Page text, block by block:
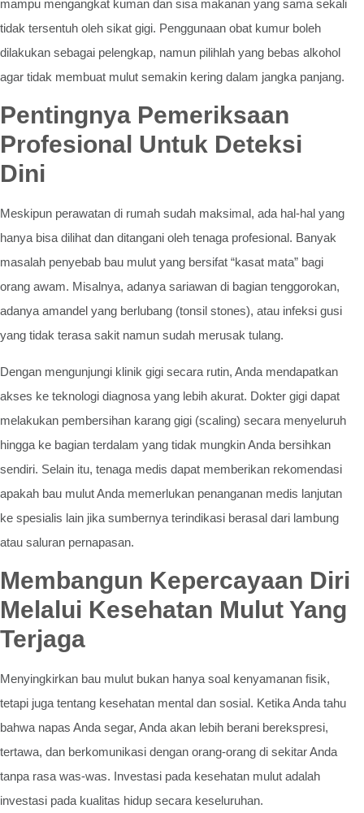
mampu mengangkat kuman dan sisa makanan yang sama sekali
tidak tersentuh oleh sikat gigi. Penggunaan obat kumur boleh
dilakukan sebagai pelengkap, namun pilihlah yang bebas alkohol
agar tidak membuat mulut semakin kering dalam jangka panjang.
Pentingnya Pemeriksaan
Profesional Untuk Deteksi
Dini
Meskipun perawatan di rumah sudah maksimal, ada hal-hal yang
hanya bisa dilihat dan ditangani oleh tenaga profesional. Banyak
masalah penyebab bau mulut yang bersifat “kasat mata” bagi
orang awam. Misalnya, adanya sariawan di bagian tenggorokan,
adanya amandel yang berlubang (tonsil stones), atau infeksi gusi
yang tidak terasa sakit namun sudah merusak tulang.
Dengan mengunjungi klinik gigi secara rutin, Anda mendapatkan
akses ke teknologi diagnosa yang lebih akurat. Dokter gigi dapat
melakukan pembersihan karang gigi (scaling) secara menyeluruh
hingga ke bagian terdalam yang tidak mungkin Anda bersihkan
sendiri. Selain itu, tenaga medis dapat memberikan rekomendasi
apakah bau mulut Anda memerlukan penanganan medis lanjutan
ke spesialis lain jika sumbernya terindikasi berasal dari lambung
atau saluran pernapasan.
Membangun Kepercayaan Diri
Melalui Kesehatan Mulut Yang
Terjaga
Menyingkirkan bau mulut bukan hanya soal kenyamanan fisik,
tetapi juga tentang kesehatan mental dan sosial. Ketika Anda tahu
bahwa napas Anda segar, Anda akan lebih berani berekspresi,
tertawa, dan berkomunikasi dengan orang-orang di sekitar Anda
tanpa rasa was-was. Investasi pada kesehatan mulut adalah
investasi pada kualitas hidup secara keseluruhan.